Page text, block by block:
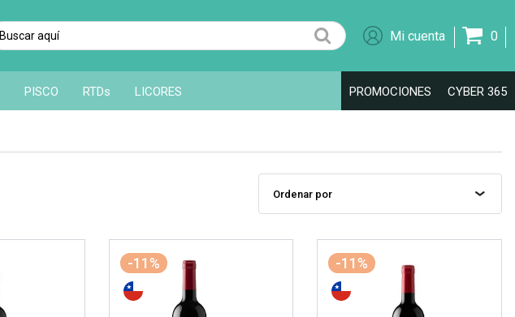
0
PISCO RTDs LICORES CYBER 365
PROMOCIONES
-11% -11%